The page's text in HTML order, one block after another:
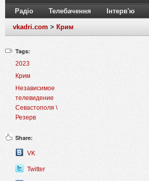
Радіо Телебачення Інтерв'ю
vkadri.com > Крим
Tags:
2023
Крим
Независимое
телевидение
Севастополя \
Резерв
Share:
VK
Twitter